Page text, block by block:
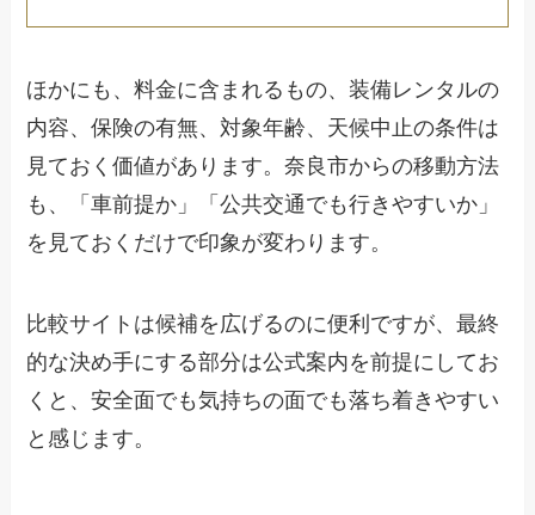
ほかにも、料金に含まれるもの、装備レンタルの
内容、保険の有無、対象年齢、天候中止の条件は
見ておく価値があります。奈良市からの移動方法
も、「車前提か」「公共交通でも行きやすいか」
を見ておくだけで印象が変わります。
比較サイトは候補を広げるのに便利ですが、最終
的な決め手にする部分は公式案内を前提にしてお
くと、安全面でも気持ちの面でも落ち着きやすい
と感じます。